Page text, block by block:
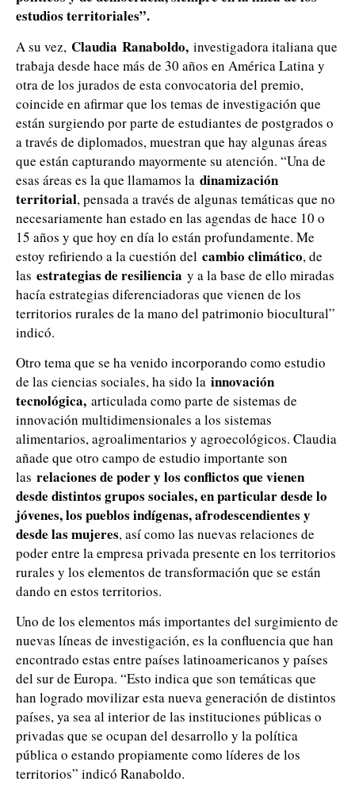
estudios territoriales”.
A su vez, Claudia Ranaboldo, investigadora italiana que
trabaja desde hace más de 30 años en América Latina y
otra de los jurados de esta convocatoria del premio,
coincide en afirmar que los temas de investigación que
están surgiendo por parte de estudiantes de postgrados o
a través de diplomados, muestran que hay algunas áreas
que están capturando mayormente su atención. “Una de
esas áreas es la que llamamos la dinamización
territorial, pensada a través de algunas temáticas que no
necesariamente han estado en las agendas de hace 10 o
15 años y que hoy en día lo están profundamente. Me
estoy refiriendo a la cuestión del cambio climático, de
las estrategias de resiliencia y a la base de ello miradas
hacía estrategias diferenciadoras que vienen de los
territorios rurales de la mano del patrimonio biocultural”
indicó.
Otro tema que se ha venido incorporando como estudio
de las ciencias sociales, ha sido la innovación
tecnológica, articulada como parte de sistemas de
innovación multidimensionales a los sistemas
alimentarios, agroalimentarios y agroecológicos. Claudia
añade que otro campo de estudio importante son
las relaciones de poder y los conflictos que vienen
desde distintos grupos sociales, en particular desde lo
jóvenes, los pueblos indígenas, afrodescendientes y
desde las mujeres, así como las nuevas relaciones de
poder entre la empresa privada presente en los territorios
rurales y los elementos de transformación que se están
dando en estos territorios.
Uno de los elementos más importantes del surgimiento de
nuevas líneas de investigación, es la confluencia que han
encontrado estas entre países latinoamericanos y países
del sur de Europa. “Esto indica que son temáticas que
han logrado movilizar esta nueva generación de distintos
países, ya sea al interior de las instituciones públicas o
privadas que se ocupan del desarrollo y la política
pública o estando propiamente como líderes de los
territorios” indicó Ranaboldo.